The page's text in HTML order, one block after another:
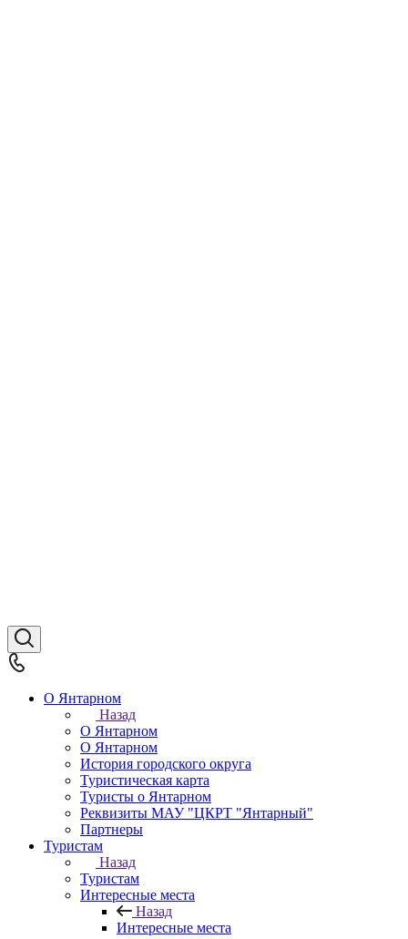
О Янтарном
Назад
О Янтарном
О Янтарном
История городского округа
Туристическая карта
Туристы о Янтарном
Реквизиты МАУ "ЦКРТ "Янтарный"
Партнеры
Туристам
Назад
Туристам
Интересные места
Назад
Интересные места